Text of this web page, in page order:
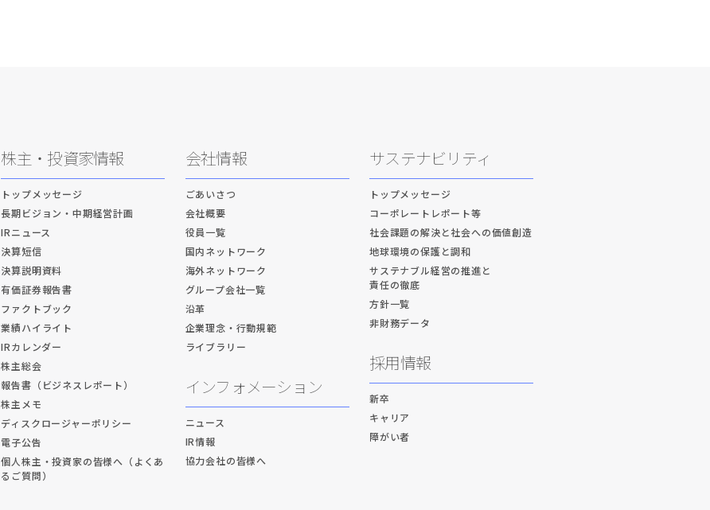
株主・投資家情報
トップメッセージ
長期ビジョン・中期経営計画
IRニュース
決算短信
決算説明資料
有価証券報告書
ファクトブック
業績ハイライト
IRカレンダー
株主総会
報告書（ビジネスレポート）
株主メモ
ディスクロージャーポリシー
電子公告
個人株主・投資家の皆様へ（よくあ
るご質問）
会社情報
ごあいさつ
会社概要
役員一覧
国内ネットワーク
海外ネットワーク
グループ会社一覧
沿革
企業理念・行動規範
ライブラリー
インフォメーション
ニュース
IR情報
協力会社の皆様へ
サステナビリティ
トップメッセージ
コーポレートレポート等
社会課題の解決と社会への価値創造
地球環境の保護と調和
サステナブル経営の推進と
責任の徹底
方針一覧
非財務データ
採用情報
新卒
キャリア
障がい者